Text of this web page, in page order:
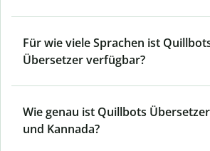
Für wie viele Sprachen ist
Übersetzer verfügbar?
Wie genau ist Quillbots
und Kannada?